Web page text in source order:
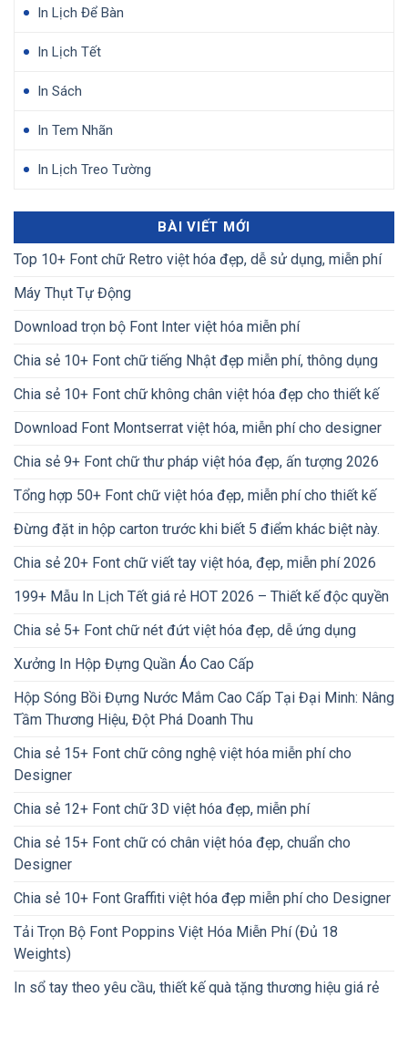
In Lịch Để Bàn
In Lịch Tết
In Sách
In Tem Nhãn
In Lịch Treo Tường
BÀI VIẾT MỚI
Top 10+ Font chữ Retro việt hóa đẹp, dễ sử dụng, miễn phí
Máy Thụt Tự Động
Download trọn bộ Font Inter việt hóa miễn phí
Chia sẻ 10+ Font chữ tiếng Nhật đẹp miễn phí, thông dụng
Chia sẻ 10+ Font chữ không chân việt hóa đẹp cho thiết kế
Download Font Montserrat việt hóa, miễn phí cho designer
Chia sẻ 9+ Font chữ thư pháp việt hóa đẹp, ấn tượng 2026
Tổng hợp 50+ Font chữ việt hóa đẹp, miễn phí cho thiết kế
Đừng đặt in hộp carton trước khi biết 5 điểm khác biệt này.
Chia sẻ 20+ Font chữ viết tay việt hóa, đẹp, miễn phí 2026
199+ Mẫu In Lịch Tết giá rẻ HOT 2026 – Thiết kế độc quyền
Chia sẻ 5+ Font chữ nét đứt việt hóa đẹp, dễ ứng dụng
Xưởng In Hộp Đựng Quần Áo Cao Cấp
Hộp Sóng Bồi Đựng Nước Mắm Cao Cấp Tại Đại Minh: Nâng
Tầm Thương Hiệu, Đột Phá Doanh Thu
Chia sẻ 15+ Font chữ công nghệ việt hóa miễn phí cho
Designer
Chia sẻ 12+ Font chữ 3D việt hóa đẹp, miễn phí
Chia sẻ 15+ Font chữ có chân việt hóa đẹp, chuẩn cho
Designer
Chia sẻ 10+ Font Graffiti việt hóa đẹp miễn phí cho Designer
Tải Trọn Bộ Font Poppins Việt Hóa Miễn Phí (Đủ 18
Weights)
In sổ tay theo yêu cầu, thiết kế quà tặng thương hiệu giá rẻ